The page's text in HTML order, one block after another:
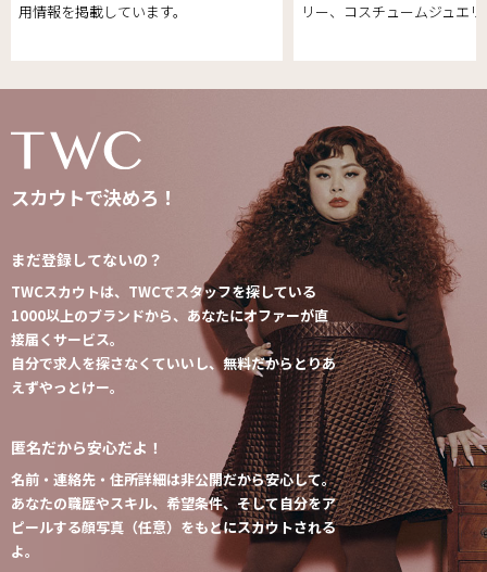
用情報を掲載しています。
リー、コスチュームジュエ
スカウトで決めろ！
まだ登録してないの？
TWCスカウトは、TWCでスタッフを探している
1000以上のブランドから、あなたにオファーが直
接届くサービス。
⾃分で求⼈を探さなくていいし、無料だからとりあ
えずやっとけー。
匿名だから安⼼だよ！
名前・連絡先・住所詳細は⾮公開だから安⼼して。
あなたの職歴やスキル、希望条件、そして⾃分をア
ピールする顔写真（任意）をもとにスカウトされる
よ。